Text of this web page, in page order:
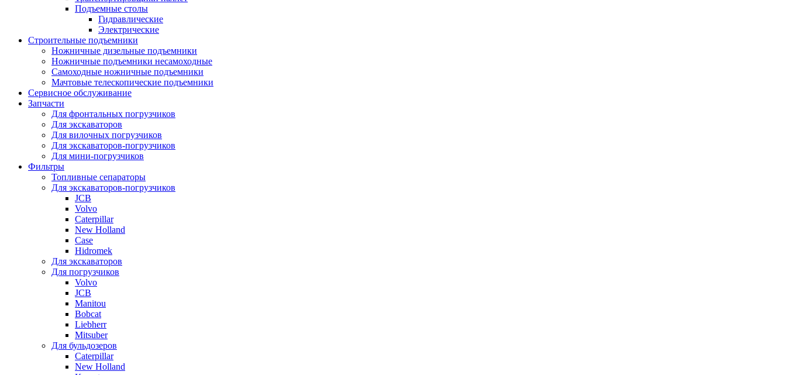
Подъемные столы
Гидравлические
Электрические
Строительные подъемники
Ножничные дизельные подъемники
Ножничные подъемники несамоходные
Самоходные ножничные подъемники
Мачтовые телескопические подъемники
Сервисное обслуживание
Запчасти
Для фронтальных погрузчиков
Для экскаваторов
Для вилочных погрузчиков
Для экскаваторов-погрузчиков
Для мини-погрузчиков
Фильтры
Топливные сепараторы
Для экскаваторов-погрузчиков
JCB
Volvo
Caterpillar
New Holland
Case
Hidromek
Для экскаваторов
Для погрузчиков
Volvo
JCB
Manitou
Bobcat
Liebherr
Mitsuber
Для бульдозеров
Caterpillar
New Holland